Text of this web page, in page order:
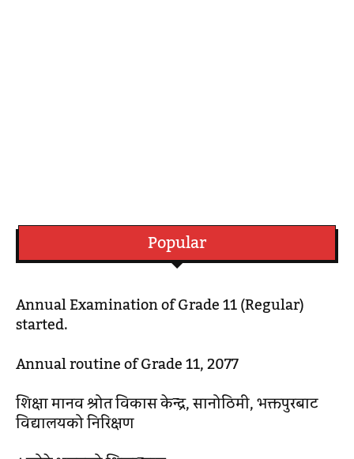
Popular
Annual Examination of Grade 11 (Regular)
started.
Annual routine of Grade 11, 2077
शिक्षा मानव श्रोत विकास केन्द्र, सानोठिमी, भक्तपुरबाट
विद्यालयको निरिक्षण